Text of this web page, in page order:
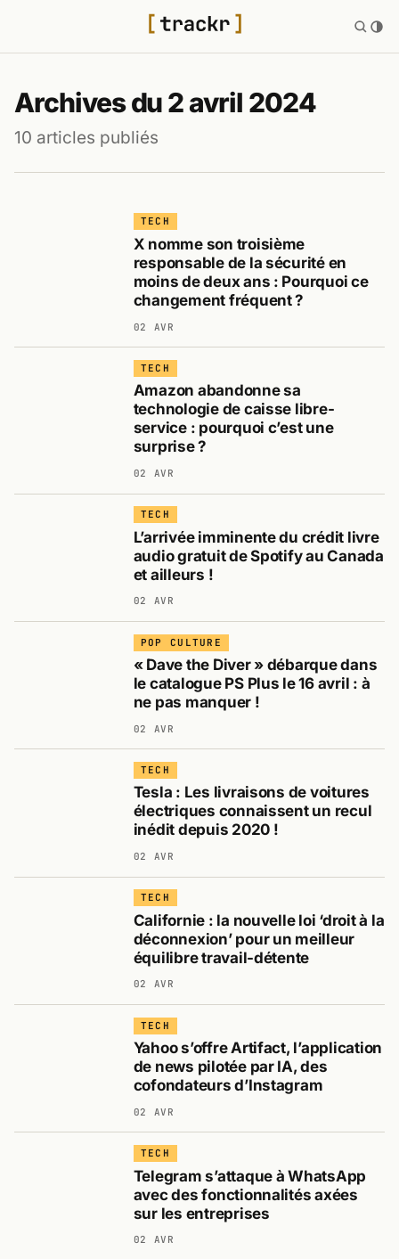
Archives du 2 avril 2024
10 articles publiés
TECH
X nomme son troisième
responsable de la sécurité en
moins de deux ans : Pourquoi ce
changement fréquent ?
02 AVR
TECH
Amazon abandonne sa
technologie de caisse libre-
service : pourquoi c’est une
surprise ?
02 AVR
TECH
L’arrivée imminente du crédit livre
audio gratuit de Spotify au Canada
et ailleurs !
02 AVR
POP CULTURE
« Dave the Diver » débarque dans
le catalogue PS Plus le 16 avril : à
ne pas manquer !
02 AVR
TECH
Tesla : Les livraisons de voitures
électriques connaissent un recul
inédit depuis 2020 !
02 AVR
TECH
Californie : la nouvelle loi ‘droit à la
déconnexion’ pour un meilleur
équilibre travail-détente
02 AVR
TECH
Yahoo s’offre Artifact, l’application
de news pilotée par IA, des
cofondateurs d’Instagram
02 AVR
TECH
Telegram s’attaque à WhatsApp
avec des fonctionnalités axées
sur les entreprises
02 AVR